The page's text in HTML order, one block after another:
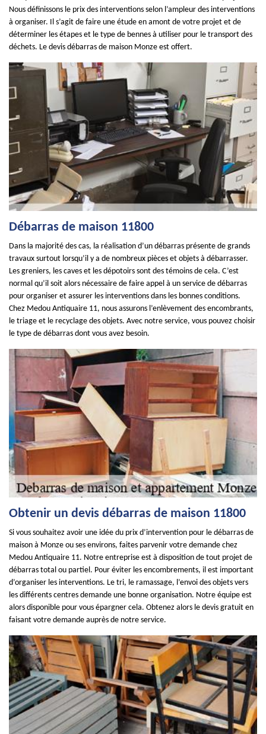
Nous définissons le prix des interventions selon l’ampleur des interventions
à organiser. Il s’agit de faire une étude en amont de votre projet et de
déterminer les étapes et le type de bennes à utiliser pour le transport des
déchets. Le devis débarras de maison Monze est offert.
Débarras de maison 11800
Dans la majorité des cas, la réalisation d’un débarras présente de grands
travaux surtout lorsqu’il y a de nombreux pièces et objets à débarrasser.
Les greniers, les caves et les dépotoirs sont des témoins de cela. C’est
normal qu’il soit alors nécessaire de faire appel à un service de débarras
pour organiser et assurer les interventions dans les bonnes conditions.
Chez Medou Antiquaire 11, nous assurons l’enlèvement des encombrants,
le triage et le recyclage des objets. Avec notre service, vous pouvez choisir
le type de débarras dont vous avez besoin.
Obtenir un devis débarras de maison 11800
Si vous souhaitez avoir une idée du prix d’intervention pour le débarras de
maison à Monze ou ses environs, faites parvenir votre demande chez
Medou Antiquaire 11. Notre entreprise est à disposition de tout projet de
débarras total ou partiel. Pour éviter les encombrements, il est important
d’organiser les interventions. Le tri, le ramassage, l’envoi des objets vers
les différents centres demande une bonne organisation. Notre équipe est
alors disponible pour vous épargner cela. Obtenez alors le devis gratuit en
faisant votre demande auprès de notre service.